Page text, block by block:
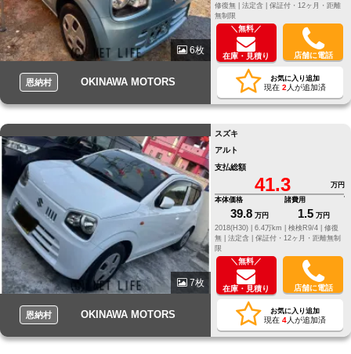
6枚
恩納村 OKINAWA MOTORS
修復無 | 法定含 | 保証付・12ヶ月・距離
無制限
＼無料／
在庫・見積り 店舗に電話
お気に入り追加
現在 2 人が追加済
7枚
恩納村 OKINAWA MOTORS
スズキ
アルト
支払総額
41.3
万円
本体価格
39.8 万円
諸費用
1.5 万円
2018(H30) |
6.4万km | 検検R9/4 | 修復
無 | 法定含 | 保証付・12ヶ月・距離無制
限
＼無料／
在庫・見積り 店舗に電話
お気に入り追加
現在 4人が追加済